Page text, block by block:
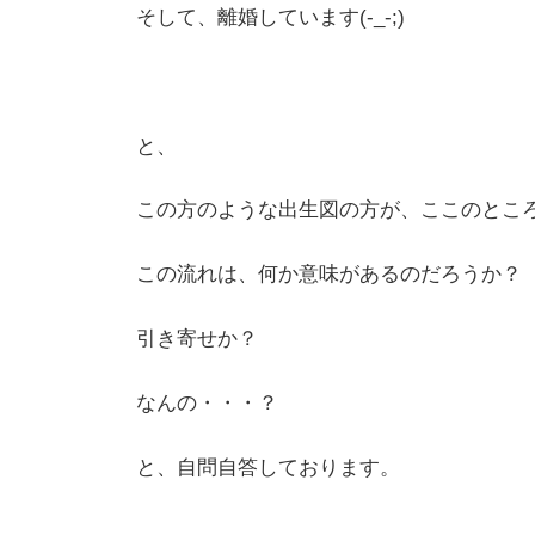
そして、離婚しています(-_-;)
と、
この方のような出生図の方が、ここのとこ
この流れは、何か意味があるのだろうか？
引き寄せか？
なんの・・・？
と、自問自答しております。